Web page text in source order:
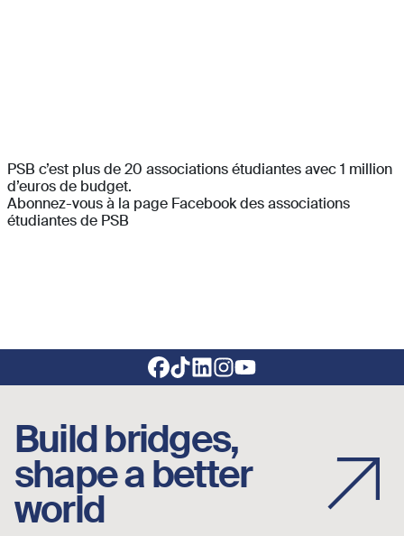
PSB c’est plus de 20 associations étudiantes avec 1 million
d’euros de budget.
Abonnez-vous à la page Facebook des associations
étudiantes de PSB
Footer social links
Build bridges,
shape a better
world